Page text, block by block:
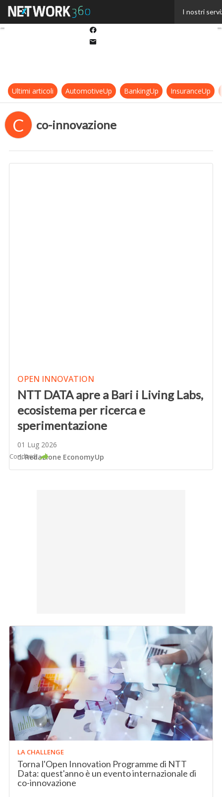
I nostri
Ultimi articoli AutomotiveUp BankingUp InsuranceUp
C co-innovazione
OPEN INNOVATION
NTT DATA apre a Bari i Living Labs,
ecosistema per ricerca e
sperimentazione
01 Lug 2026
diRedazione EconomyUp
Condividi
LA CHALLENGE
Torna l'Open Innovation Programme di NTT
Data: quest'anno è un evento internazionale di
co-innovazione